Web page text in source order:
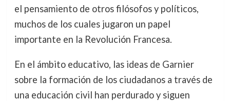
el pensamiento de otros filósofos y políticos,
muchos de los cuales jugaron un papel
importante en la Revolución Francesa.
En el ámbito educativo, las ideas de Garnier
sobre la formación de los ciudadanos a través de
una educación civil han perdurado y siguen